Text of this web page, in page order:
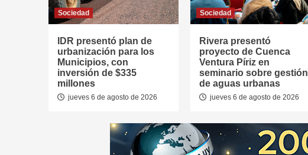
Sociedad
IDR presentó plan de
urbanización para los
Municipios, con
inversión de $335
millones
jueves 6 de agosto de 2026
Sociedad
Rivera presentó
proyecto de Cuenca
Ventura Píriz en
seminario sobre gestión
de aguas urbanas
jueves 6 de agosto de 2026